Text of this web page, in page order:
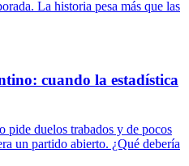
La historia pesa más que las
cuando la estadística
duelos trabados y de pocos
un partido abierto. ¿Qué debería